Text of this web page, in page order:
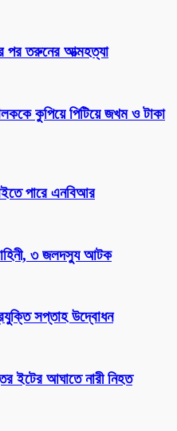
পর তরুনের আত্মহত্যা
কুপিয়ে পিটিয়ে জখম ও টাকা
পারে এনবিআর
৩ জলদস্যু আটক
সপ্তাহ উদ্বোধন
ইটের আঘাতে নারী নিহত